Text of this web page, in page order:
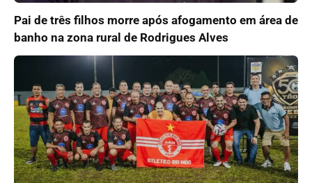
Pai de três filhos morre após afogamento em área de
banho na zona rural de Rodrigues Alves